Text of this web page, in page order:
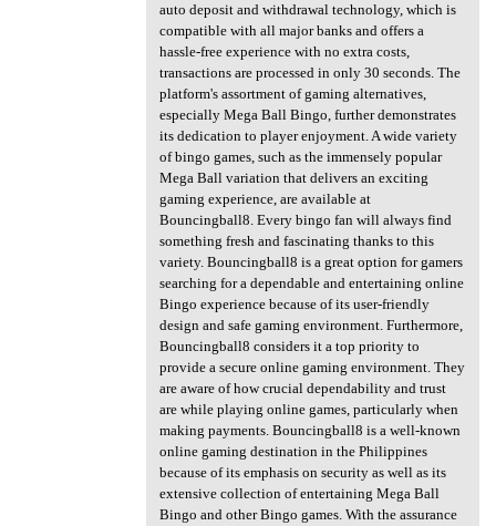
auto deposit and withdrawal technology, which is
compatible with all major banks and offers a
hassle-free experience with no extra costs,
transactions are processed in only 30 seconds. The
platform's assortment of gaming alternatives,
especially Mega Ball Bingo, further demonstrates
its dedication to player enjoyment. A wide variety
of bingo games, such as the immensely popular
Mega Ball variation that delivers an exciting
gaming experience, are available at
Bouncingball8. Every bingo fan will always find
something fresh and fascinating thanks to this
variety. Bouncingball8 is a great option for gamers
searching for a dependable and entertaining online
Bingo experience because of its user-friendly
design and safe gaming environment. Furthermore,
Bouncingball8 considers it a top priority to
provide a secure online gaming environment. They
are aware of how crucial dependability and trust
are while playing online games, particularly when
making payments. Bouncingball8 is a well-known
online gaming destination in the Philippines
because of its emphasis on security as well as its
extensive collection of entertaining Mega Ball
Bingo and other Bingo games. With the assurance